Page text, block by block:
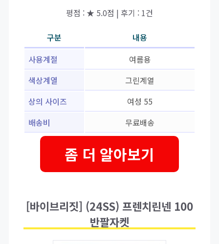
평점 : ★ 5.0점 | 후기 : 1건
구분
내용
사용계절
여름용
색상계열
그린계열
상의 사이즈
여성 55
배송비
무료배송
좀 더 알아보기
[바이브리짓] (24SS) 프렌치린넨 100
반팔자켓